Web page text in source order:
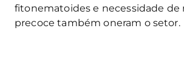
fitonematoides e necessidade de
precoce também oneram o setor.